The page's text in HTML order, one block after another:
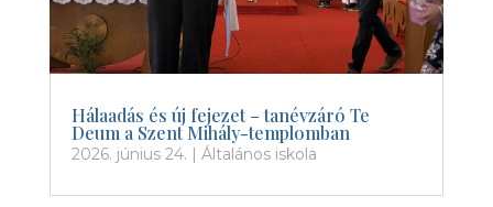
Hálaadás és új fejezet – tanévzáró Te
Deum a Szent Mihály-templomban
2026. június 24. | Általános iskola